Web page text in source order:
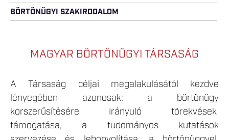
BÖRTÖNÜGYI SZAKIRODALOM
MAGYAR BÖRTÖNÜGYI TÁRSASÁG
A Társaság céljai megalakulásától kezdve
lényegében azonosak: a börtönügy
korszerűsítésére irányuló törekvések
támogatása, a tudományos kutatások